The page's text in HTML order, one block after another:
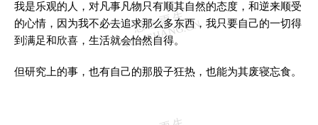
我是乐观的人，对凡事凡物只有顺其自然的态度，和逆来顺受
的心情，因为我不必去追求那么多东西，我只要自己的一切得
到满足和欣喜，生活就会怡然自得。
但研究上的事，也有自己的那股子狂热，也能为其废寝忘食。